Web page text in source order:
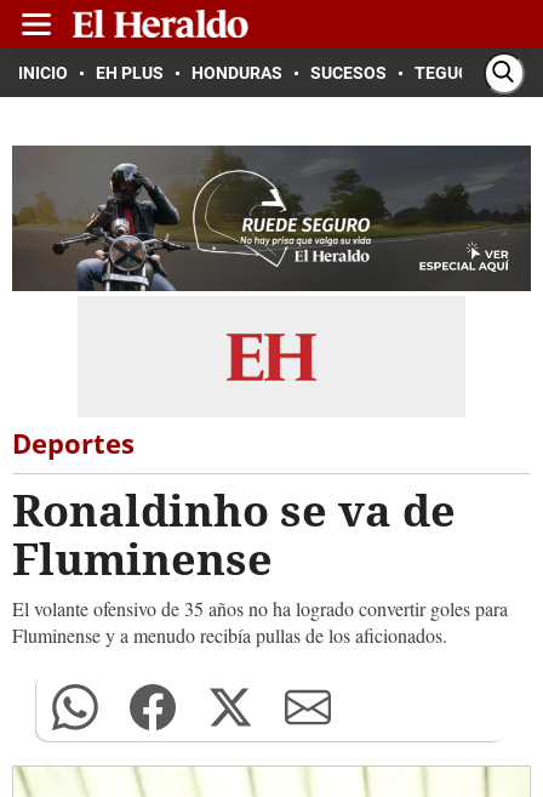
INICIO EH PLUS HONDURAS SUCESOS TEGUCIGALPA
Deportes
Ronaldinho se va de
Fluminense
El volante ofensivo de 35 años no ha logrado convertir goles para
Fluminense y a menudo recibía pullas de los aficionados.